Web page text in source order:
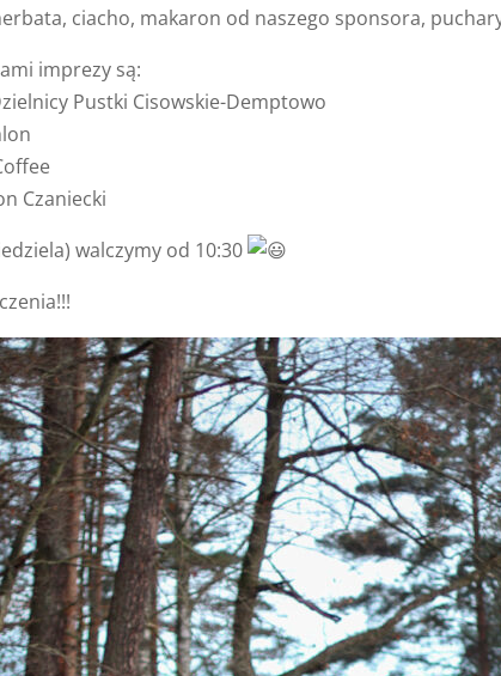
ciacho, makaron od naszego sponsora,
imprezy są:
Pustki Cisowskie-Demptowo
Czaniecki
walczymy od 10:30